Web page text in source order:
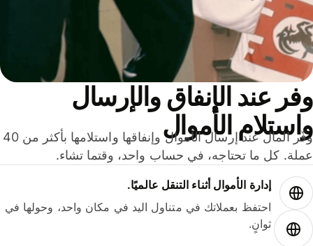
عند الإنفاق والإرسال
الأموال
وفّر المال عند إرسال الأموال وإنفاقها واستلامها بأكثر من 40
كل ما تحتاجه، في حساب واحد، وقتما تشاء.
إدارة الأموال أثناء التنقل عالميًا.
احتفظ بعملاتك في متناول اليد في مكان واحد، وحولها في
ثوانٍ.